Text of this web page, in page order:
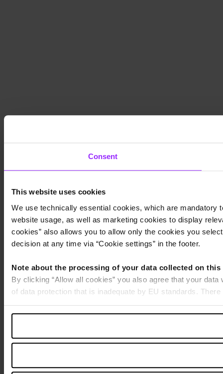
Consent
This website uses cookies
We use technically essential cookies, which are mandatory
website usage, as well as marketing cookies to display
cookies” also allows you to allow only the cookies you
decision at any time via “Cookie settings” in the footer.
Note about the processing of your data collected on this
By clicking “Allow all cookies” you also agree that your
of data protection that is inadequate by EU standards.